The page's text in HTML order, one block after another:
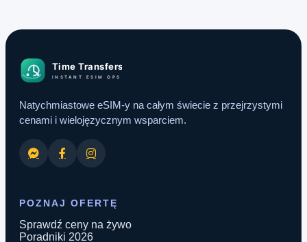
Natychmiastowe eSIM-y na całym świecie z przejrzystymi
cenami i wielojęzycznym wsparciem.
POZNAJ OFERTĘ
Sprawdź ceny na żywo
Poradniki 2026